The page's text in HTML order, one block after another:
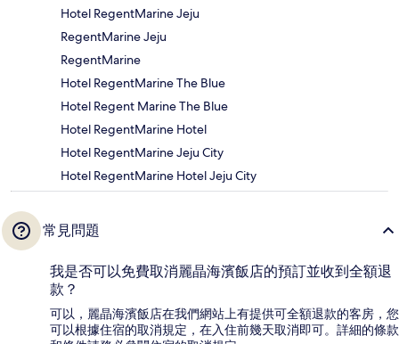
Hotel RegentMarine Jeju
RegentMarine Jeju
RegentMarine
Hotel RegentMarine The Blue
Hotel Regent Marine The Blue
Hotel RegentMarine Hotel
Hotel RegentMarine Jeju City
Hotel RegentMarine Hotel Jeju City
常見問題
我是否可以免費取消麗晶海濱飯店的預訂並收到全額退
款？
可以，麗晶海濱飯店在我們網站上有提供可全額退款的客房，您
可以根據住宿的取消規定，在入住前幾天取消即可。詳細的條款